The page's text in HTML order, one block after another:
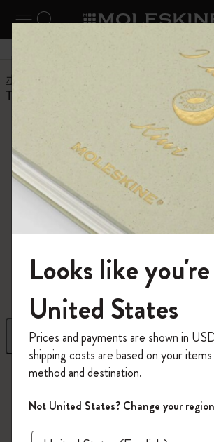
ナビゲーションの切替
検索 (キーワードなど)
6,500円以上のご購入で送料
ーを閉じる
ホーム
The Original Notebook
The Original
Classic
さまざまなカラーやレイアウ
るクラシックノートブックを
さい。
フィルター 並び
112 プロダクツ
モレスキンの世界へよう
「WELCOME10」を入力する
文が10%オフ＋送料無料にな
ール・アウトレット品は適
Moleskineアカウントを作成し
ァーや会員特典、さらに多く
レーションを手に入れま
Looks like
United States
Prices and payments are shown in
shipping costs are based on your
method and destination.
Not United States? Change your